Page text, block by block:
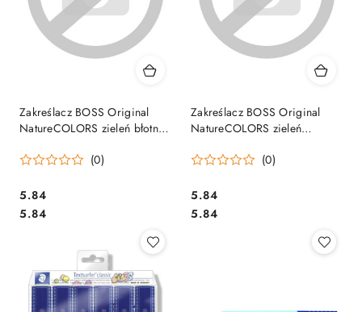
Zakreślacz BOSS Original
NatureCOLORS zieleń błotna
(0)
Cena:
5.84
Cena:
5.84
Zakreślacz BOSS Original
NatureCOLORS zieleń
(0)
Cena:
5.84
Cena:
5.84